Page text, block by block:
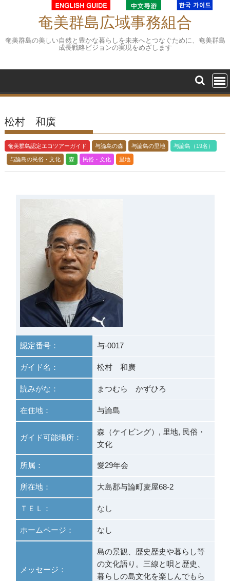
奄美群島広域事務組合
奄美群島の美しい自然と豊かな暮らしを未来へとつなぐために、奄美群島
成長戦略ビジョンの実現をめざします
松村 和廣
奄美群島認定エコツアーガイド 与論島の森 与論島の里地 与論島（19名）
与論島の民俗・文化 森 民俗・文化 里地
認定番号： 与-0017
ガイド名： 松村 和廣
読みがな： まつむら かずひろ
在住地： 与論島
ガイド可能場所：
森（ケイビング）, 里地, 民俗・
文化
所属： 愛29年会
所在地： 大島郡与論町麦屋68-2
ＴＥＬ： なし
ホームページ： なし
メッセージ：
島の景観、歴史歴史や暮らし等
の文化語り。三線と唄と歴史、
暮らしの島文化を楽しんでもら